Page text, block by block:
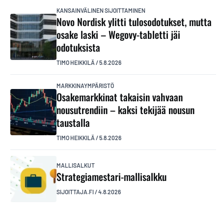
KANSAINVÄLINEN SIJOITTAMINEN
Novo Nordisk ylitti tulosodotukset, mutta
osake laski – Wegovy-tabletti jäi
odotuksista
TIMO HEIKKILÄ /5.8.2026
MARKKINAYMPÄRISTÖ
Osakemarkkinat takaisin vahvaan
nousutrendiin – kaksi tekijää nousun
taustalla
TIMO HEIKKILÄ /5.8.2026
MALLISALKUT
Strategiamestari-mallisalkku
SIJOITTAJA.FI/4.8.2026